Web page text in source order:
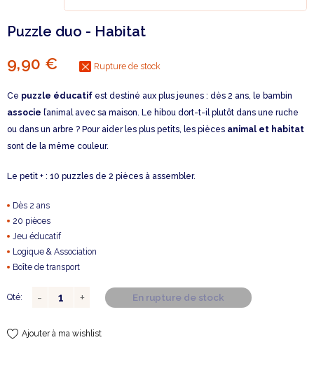
Puzzle duo - Habitat
9,90 € Rupture de stock
Ce puzzle éducatif est destiné aux plus jeunes : dès 2 ans, le bambin
associe l’animal avec sa maison. Le hibou dort-t-il plutôt dans une ruche
ou dans un arbre ? Pour aider les plus petits, les pièces animal et habitat
sont de la même couleur.
Le petit + : 10 puzzles de 2 pièces à assembler.
Dès 2 ans
20 pièces
Jeu éducatif
Logique & Association
Boîte de transport
Qté: En rupture de stock
Ajouter à ma wishlist